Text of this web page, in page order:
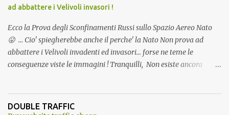
ad abbattere i Velivoli invasori !
Ecco la Prova degli Sconfinamenti Russi sullo Spazio Aereo Nato
😛 ... Cio' spiegherebbe anche il perche' la Nato Non prova ad
abbattere i Velivoli invadenti ed invasori... forse ne teme le
conseguenze viste le immagini ! Tranquilli, Non esiste ancora
ancora una fantasia Nato o forse una "False Flag", per provocare
DOUBLE TRAFFIC